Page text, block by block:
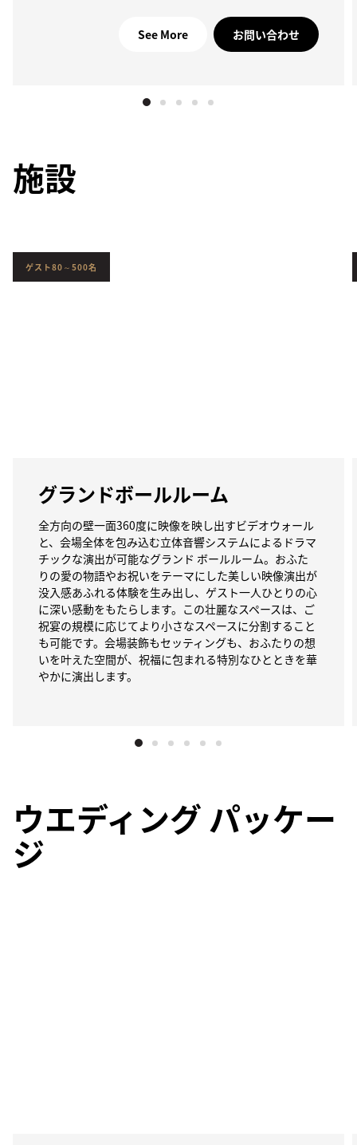
See More お問い合わせ
施設
ゲスト80～500名
グランドボールルーム
全方向の壁一面360度に映像を映し出すビデオウォール
と、会場全体を包み込む立体音響システムによるドラマ
チックな演出が可能なグランド ボールルーム。おふた
りの愛の物語やお祝いをテーマにした美しい映像演出が
没入感あふれる体験を生み出し、ゲスト一人ひとりの心
に深い感動をもたらします。この壮麗なスペースは、ご
祝宴の規模に応じてより小さなスペースに分割すること
も可能です。会場装飾もセッティングも、おふたりの想
いを叶えた空間が、祝福に包まれる特別なひとときを華
やかに演出します。
ウエディング パッケー
ジ